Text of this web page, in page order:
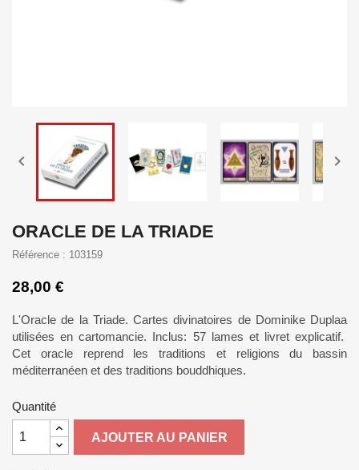
 
ORACLE DE LA TRIADE
Référence : 103159
28,00 €
L'Oracle de la Triade. Cartes divinatoires de Dominike Duplaa
utilisées en cartomancie. Inclus: 57 lames et livret explicatif.
Cet oracle reprend les traditions et religions du bassin
méditerranéen et des traditions bouddhiques.
Quantité
AJOUTER AU PANIER